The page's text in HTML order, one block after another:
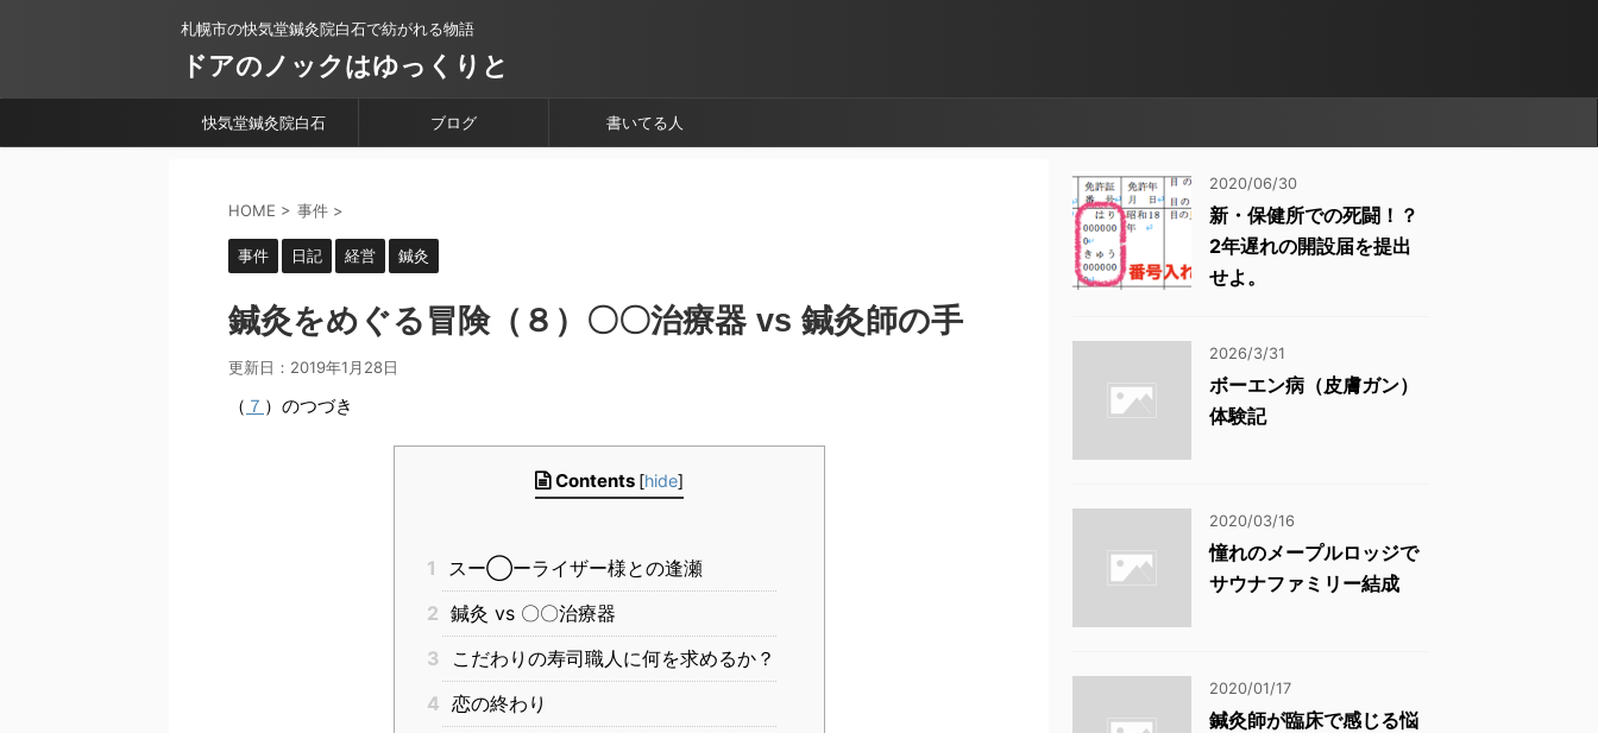
札幌市の快気堂鍼灸院白石で紡がれる物語
ドアのノックはゆっくりと
快気堂鍼灸院白石 ブログ 書いてる人
HOME > 事件 >
事件 日記 経営 鍼灸
鍼灸をめぐる冒険（８）〇〇治療器 vs 鍼灸師の手
更新日： 2019年1月28日
（ ７ ）のつづき
Contents [hide]
1
スー◯ーライザー様との逢瀬
2 鍼灸 vs 〇〇治療器
3
こだわりの寿司職人に何を求めるか？
4 恋の終わり
2020/06/30
新・保健所での死闘！？
2年遅れの開設届を提出
せよ。
2026/3/31
ボーエン病（皮膚ガン）
体験記
2020/03/16
憧れのメープルロッジで
サウナファミリー結成
2020/01/17
鍼灸師が臨床で感じる悩